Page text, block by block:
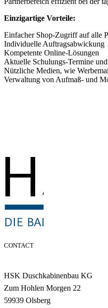
Einzigartige Vorteile:
Einfacher Shop-Zugriff auf alle
Individuelle Auftragsabwickung
Kompetente Online-Lösungen
Aktuelle Schulungs-Termine
Nützliche Medien, wie
Verwaltung von Aufmaß- und
CONTACT
HSK Duschkabinenbau KG
Zum Hohlen Morgen 22
59939 Olsberg